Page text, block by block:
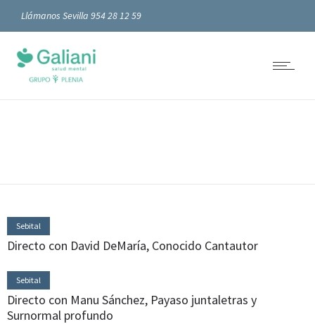
Llámanos Sevilla 954 28 12 59
Sebital
Directo con David DeMaría, Conocido Cantautor
Sebital
Directo con Manu Sánchez, Payaso juntaletras y
Surnormal profundo